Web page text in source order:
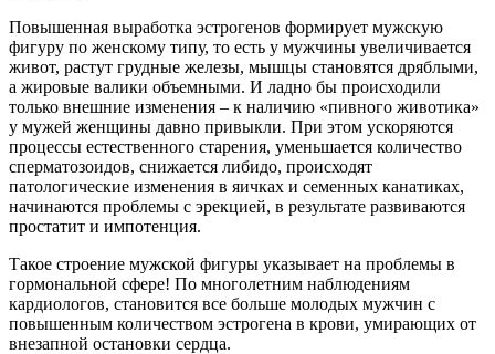
Повышенная выработка эстрогенов формирует мужскую
фигуру по женскому типу, то есть у мужчины увеличивается
живот, растут грудные железы, мышцы становятся дряблыми,
а жировые валики объемными. И ладно бы происходили
только внешние изменения – к наличию «пивного животика»
у мужей женщины давно привыкли. При этом ускоряются
процессы естественного старения, уменьшается количество
сперматозоидов, снижается либидо, происходят
патологические изменения в яичках и семенных канатиках,
начинаются проблемы с эрекцией, в результате развиваются
простатит и импотенция.
Такое строение мужской фигуры указывает на проблемы в
гормональной сфере! По многолетним наблюдениям
кардиологов, становится все больше молодых мужчин с
повышенным количеством эстрогена в крови, умирающих от
внезапной остановки сердца.